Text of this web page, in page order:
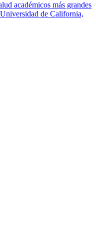
académicos más grandes
de California,